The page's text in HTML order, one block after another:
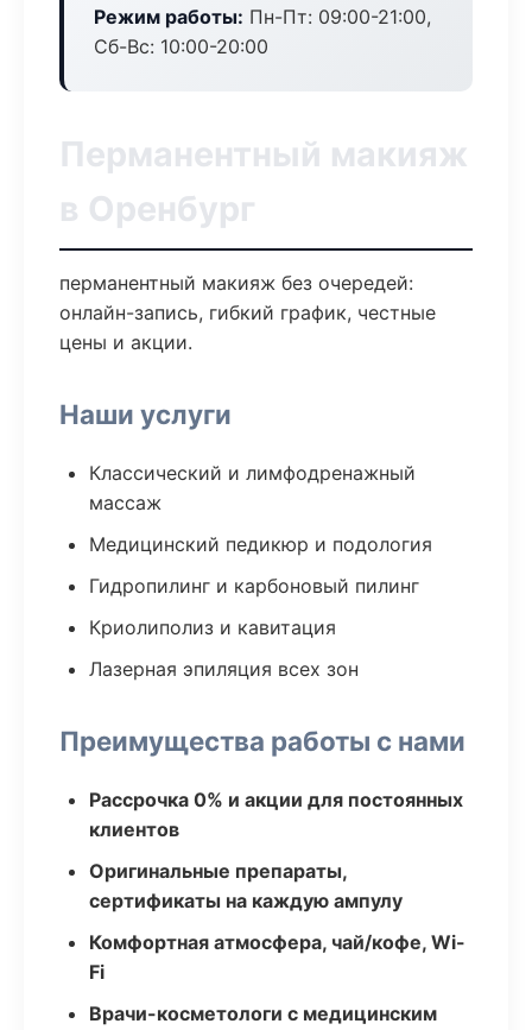
Режим работы: Пн-Пт: 09:00-21:00,
Сб-Вс: 10:00-20:00
Перманентный макияж
в Оренбург
перманентный макияж без очередей:
онлайн-запись, гибкий график, честные
цены и акции.
Наши услуги
Классический и лимфодренажный
массаж
Медицинский педикюр и подология
Гидропилинг и карбоновый пилинг
Криолиполиз и кавитация
Лазерная эпиляция всех зон
Преимущества работы с нами
Рассрочка 0% и акции для постоянных
клиентов
Оригинальные препараты,
сертификаты на каждую ампулу
Комфортная атмосфера, чай/кофе, Wi-
Fi
Врачи-косметологи с медицинским